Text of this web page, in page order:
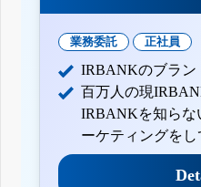
業務委託 正社員
IRBANKのブラン
百万人の現
IRBANKを知らな
ーケティングをし